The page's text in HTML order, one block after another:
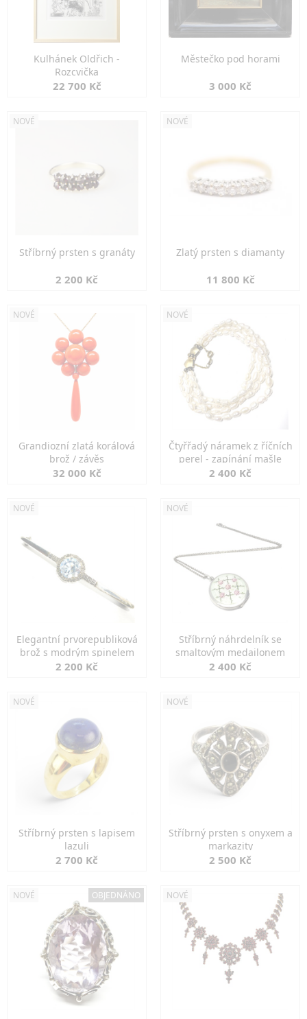
Kulhánek Oldřich -
Rozcvička
22 700 Kč
Městečko pod horami
3 000 Kč
NOVÉ
Stříbrný prsten s granáty
2 200 Kč
NOVÉ
Zlatý prsten s diamanty
11 800 Kč
NOVÉ
Grandiozní zlatá korálová
brož / závěs
32 000 Kč
NOVÉ
Čtyřřadý náramek z říčních
perel - zapínání mašle
2 400 Kč
NOVÉ
Elegantní prvorepubliková
brož s modrým spinelem
2 200 Kč
NOVÉ
Stříbrný náhrdelník se
smaltovým medailonem
2 400 Kč
NOVÉ
Stříbrný prsten s lapisem
lazuli
2 700 Kč
NOVÉ
Stříbrný prsten s onyxem a
markazity
2 500 Kč
NOVÉ OBJEDNÁNO NOVÉ